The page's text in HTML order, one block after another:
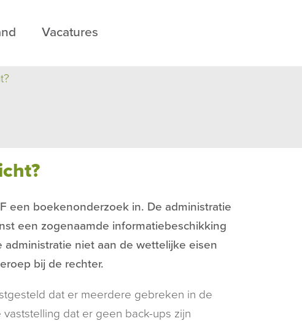
Vacatures
een boekenonderzoek in. De administratie
een zogenaamde informatiebeschikking
niet aan de wettelijke eisen
bij de rechter.
dat er meerdere gebreken in de
dat er geen back-ups zijn